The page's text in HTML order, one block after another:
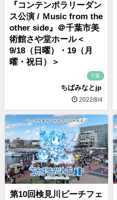
『コンテンポラリーダン
ス公演 / Ｍusic from the
other side』＠千葉市美
術館さや堂ホール＜
9/18（日曜）・19（月
曜・祝日）＞
千葉
ちばみなとjp
2022/8/4
第10回検見川ビーチフェ